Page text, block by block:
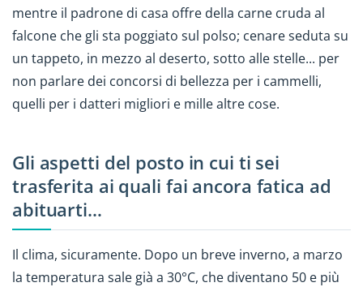
mentre il padrone di casa offre della carne cruda al
falcone che gli sta poggiato sul polso; cenare seduta su
un tappeto, in mezzo al deserto, sotto alle stelle... per
non parlare dei concorsi di bellezza per i cammelli,
quelli per i datteri migliori e mille altre cose.
Gli aspetti del posto in cui ti sei
trasferita ai quali fai ancora fatica ad
abituarti…
Il clima, sicuramente. Dopo un breve inverno, a marzo
la temperatura sale già a 30°C, che diventano 50 e più